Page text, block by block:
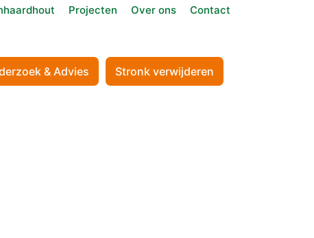
Projecten Over ons Contact
& Advies Stronk verwijderen